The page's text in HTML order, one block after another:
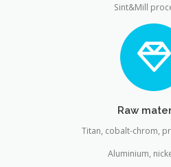
Sint&Mill
Raw
Titan, cobalt-chrom,
Aluminium,